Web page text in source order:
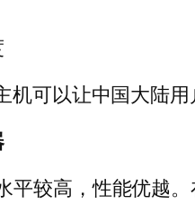
机可以让中国大陆
平较高，性能优越